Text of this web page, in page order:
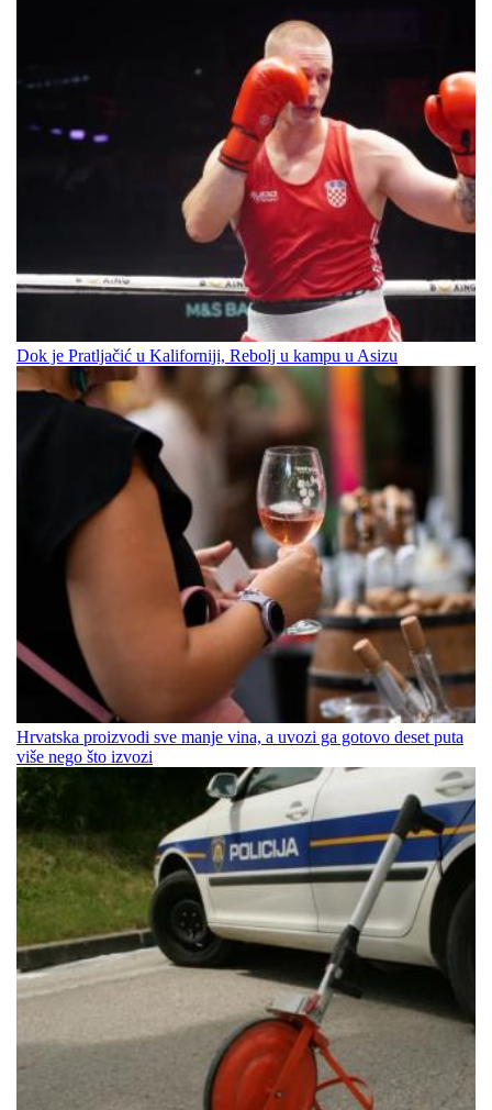
Dok je Pratljačić u Kaliforniji, Rebolj u kampu u Asizu
Hrvatska proizvodi sve manje vina, a uvozi ga gotovo deset puta
više nego što izvozi